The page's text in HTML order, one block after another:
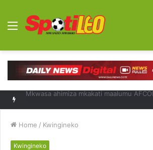
Menu
Home / Kwingineko
Kwingineko